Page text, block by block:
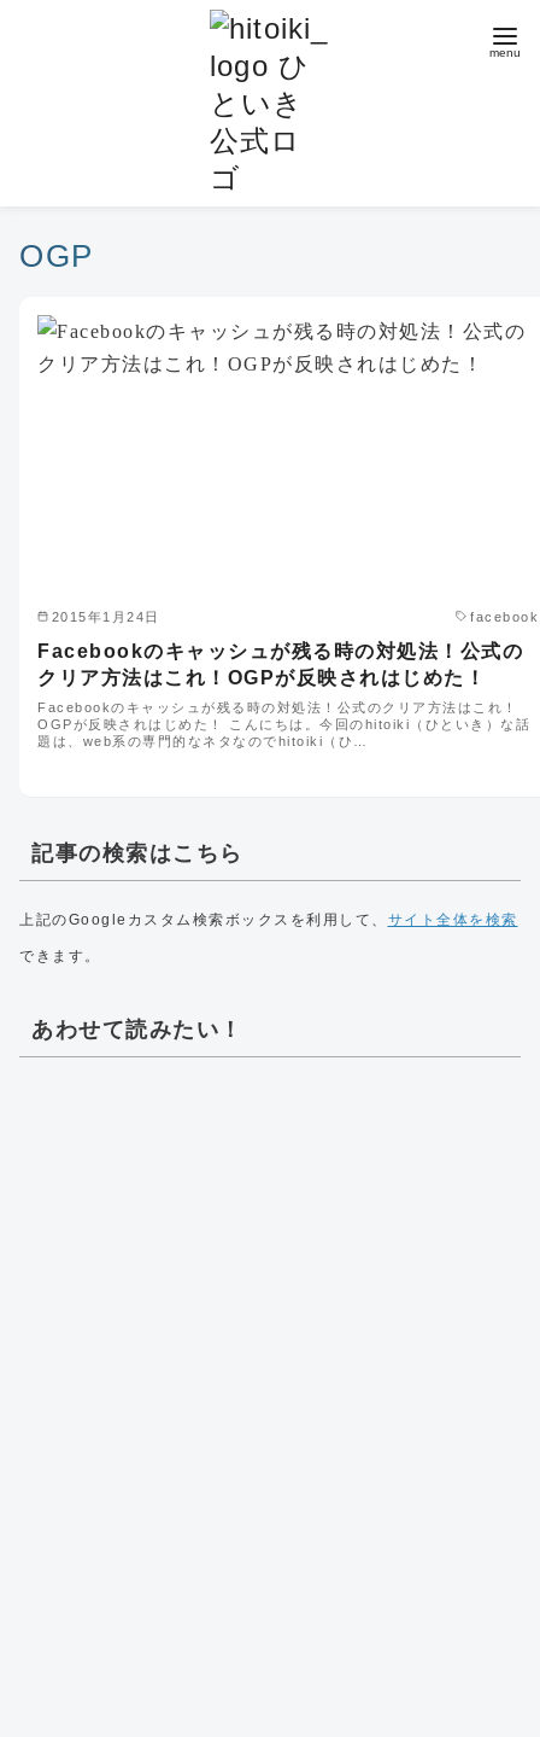
OGP
2015年1月24日 facebook
Facebookのキャッシュが残る時の対処法！公式の
クリア方法はこれ！OGPが反映されはじめた！
Facebookのキャッシュが残る時の対処法！公式のクリア方法はこれ！
OGPが反映されはじめた！ こんにちは。今回のhitoiki（ひといき）な話
題は、web系の専門的なネタなのでhitoiki（ひ…
記事の検索はこちら
上記のGoogleカスタム検索ボックスを利用して、 サイト全体を検索
できます。
あわせて読みたい！